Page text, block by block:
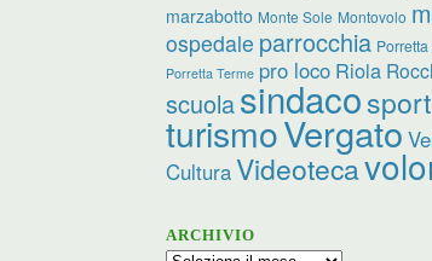
marzabotto Monte Sole Montovolo
ospedale parrocchia
Porretta Terme pro loco Riola
scuolasindacosport
turismoVergato
CulturaVideoteca
ARCHIVIO